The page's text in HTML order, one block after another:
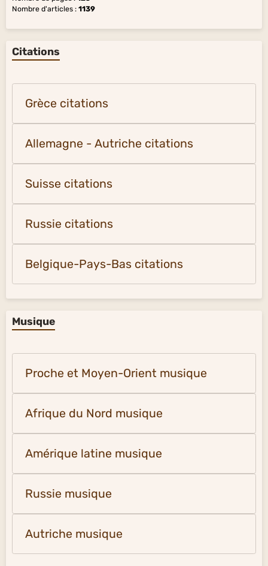
Nombre d'articles : 1139
Citations
Grèce citations
Allemagne - Autriche citations
Suisse citations
Russie citations
Belgique-Pays-Bas citations
Musique
Proche et Moyen-Orient musique
Afrique du Nord musique
Amérique latine musique
Russie musique
Autriche musique